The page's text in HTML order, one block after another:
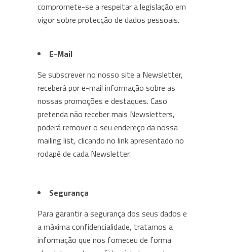
compromete-se a respeitar a legislação em
vigor sobre protecção de dados pessoais.
E-Mail
Se subscrever no nosso site a Newsletter,
receberá por e-mail informação sobre as
nossas promoções e destaques. Caso
pretenda não receber mais Newsletters,
poderá remover o seu endereço da nossa
mailing list, clicando no link apresentado no
rodapé de cada Newsletter.
Segurança
Para garantir a segurança dos seus dados e
a máxima confidencialidade, tratamos a
informação que nos forneceu de forma